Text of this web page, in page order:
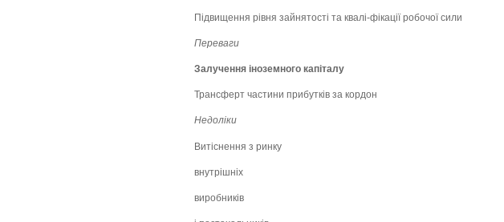
Підвищення рівня зайнятості та квалі-фікації робочої сили
Переваги
Залучення іноземного капіталу
Трансферт частини прибутків за кордон
Недоліки
Витіснення з ринку
внутрішніх
виробників